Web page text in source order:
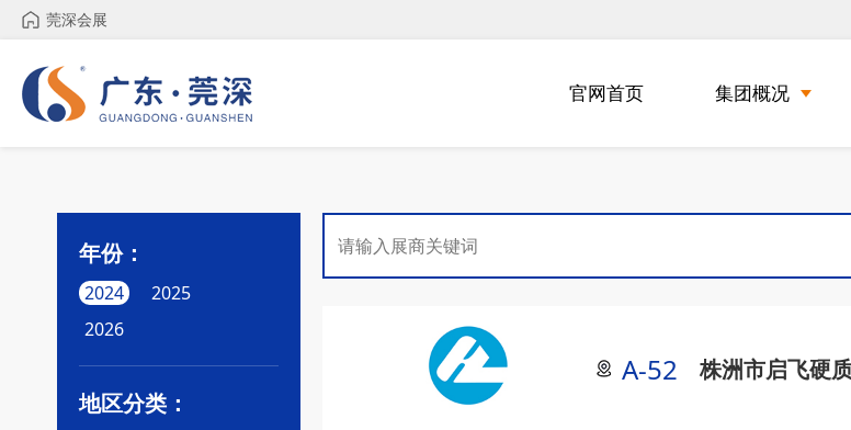
莞深会展
官网首页 集团概况
年份：
2024
2025
2026
地区分类：
A-52 株洲市启飞硬